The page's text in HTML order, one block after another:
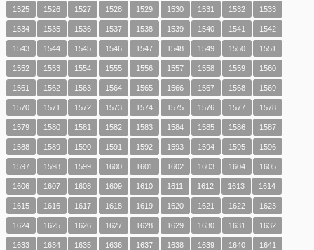
1525 1526 1527 1528 1529 1530 1531 1532 1533
1534 1535 1536 1537 1538 1539 1540 1541 1542
1543 1544 1545 1546 1547 1548 1549 1550 1551
1552 1553 1554 1555 1556 1557 1558 1559 1560
1561 1562 1563 1564 1565 1566 1567 1568 1569
1570 1571 1572 1573 1574 1575 1576 1577 1578
1579 1580 1581 1582 1583 1584 1585 1586 1587
1588 1589 1590 1591 1592 1593 1594 1595 1596
1597 1598 1599 1600 1601 1602 1603 1604 1605
1606 1607 1608 1609 1610 1611 1612 1613 1614
1615 1616 1617 1618 1619 1620 1621 1622 1623
1624 1625 1626 1627 1628 1629 1630 1631 1632
1633 1634 1635 1636 1637 1638 1639 1640 1641